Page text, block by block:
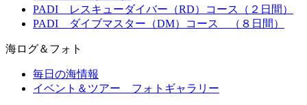
PADI レスキューダイバー（RD）コース（２日間）
PADI ダイブマスター（DM）コース （８日間）
海ログ＆フォト
毎日の海情報
イベント＆ツアー フォトギャラリー